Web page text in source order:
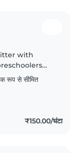
with
limited
I..
रूप से सीमित
₹150.00/घंटा